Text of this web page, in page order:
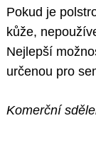
Pokud je
kůže,
Nejlepší
určenou pro
Komerční